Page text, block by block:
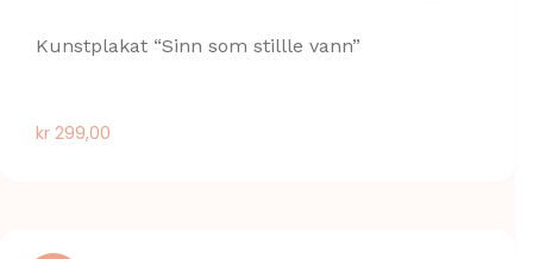
Kunstplakat “Sinn som stillle vann”
kr 299,00